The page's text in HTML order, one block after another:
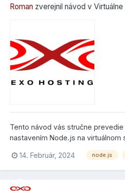
Roman zverejnil návod v
Tento návod vás stručne
nastavením Node.js na virtuálnom
ISPConfig. Vyžadujú sa základné
SHELL (SSH). ISPconfig Najprv si
Hore v menu kliknite na Sites,...
14. Február, 2024 node.js